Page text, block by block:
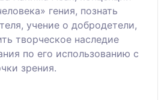
гения, познать
учение о добродетели,
творческое наследие
по его использованию с
зрения.